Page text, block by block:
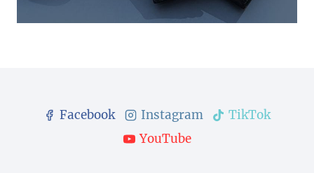
Facebook Instagram
TikTok
YouTube